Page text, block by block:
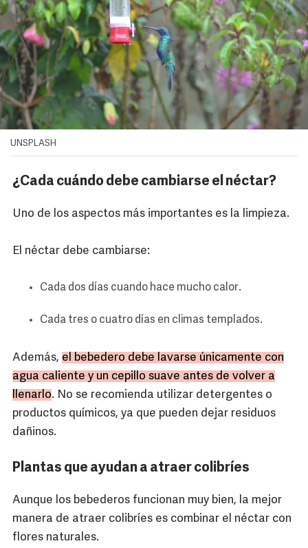
UNSPLASH
¿Cada cuándo debe cambiarse el néctar?
Uno de los aspectos más importantes es la limpieza.
El néctar debe cambiarse:
Cada dos días cuando hace mucho calor.
Cada tres o cuatro días en climas templados.
Además, el bebedero debe lavarse únicamente con
agua caliente y un cepillo suave antes de volver a
llenarlo. No se recomienda utilizar detergentes o
productos químicos, ya que pueden dejar residuos
dañinos.
Plantas que ayudan a atraer colibríes
Aunque los bebederos funcionan muy bien, la mejor
manera de atraer colibríes es combinar el néctar con
flores naturales.